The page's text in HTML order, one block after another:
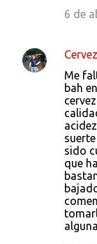
6 de
Me
bah
sido
que